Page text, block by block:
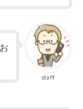
staff